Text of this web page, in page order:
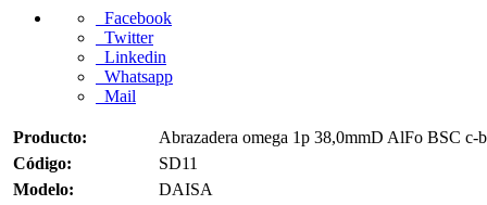
Facebook
Twitter
Linkedin
Whatsapp
Mail
Producto:
Abrazadera omega 1p 38,0mmD AlFo BSC c-
Código:
SD11
Modelo:
DAISA